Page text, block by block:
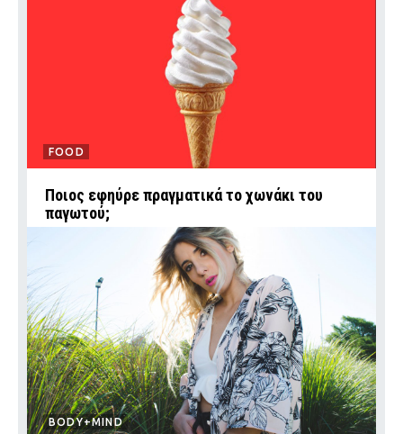
FOOD
Ποιος εφηύρε πραγματικά το χωνάκι του
παγωτού;
BODY+MIND